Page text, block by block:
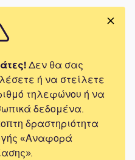
Δεν θα σας
ή να στείλετε
τηλεφώνου ή να
δεδομένα.
δραστηριότητα
«Αναφορά